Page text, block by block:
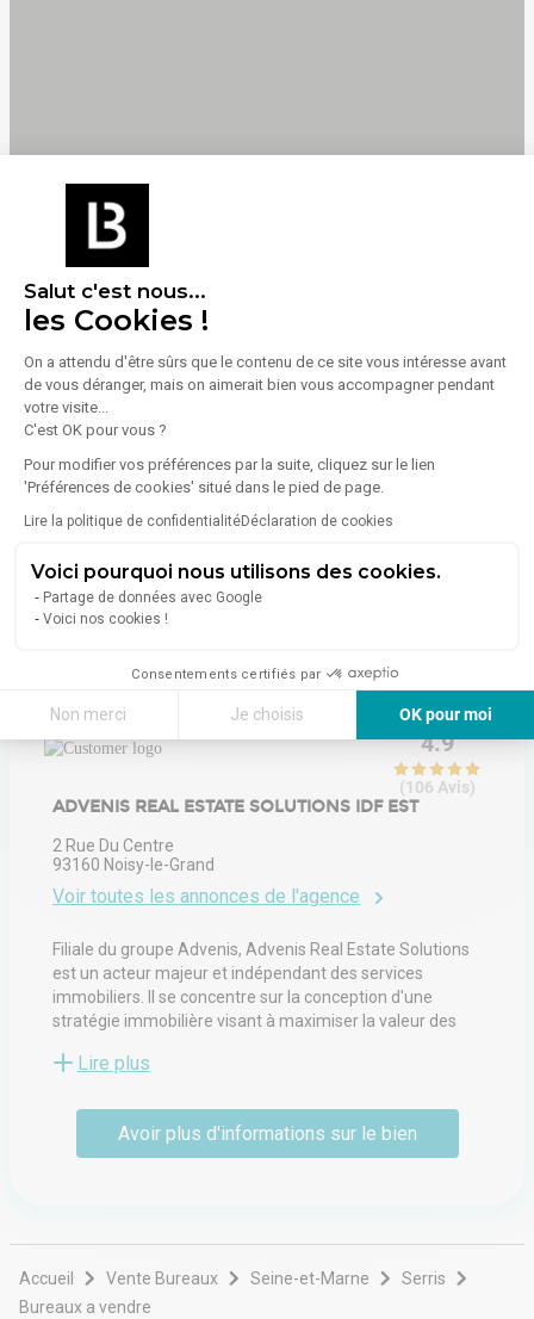
Salut c'est nous...
les Cookies !
On a attendu d'être sûrs que le contenu de ce site vous intéresse avant
de vous déranger, mais on aimerait bien vous accompagner pendant
votre visite...
C'est OK pour vous ?
Pour modifier vos préférences par la suite, cliquez sur le lien
'Préférences de cookies' situé dans le pied de page.
Lire la politique de confidentialitéDéclaration de cookies
Voici pourquoi nous utilisons des cookies.
Partage de données avec Google
Voici nos cookies !
Consentements certifiés par
Non merci Je choisis
OK pour moi
Axeptio consent
Plateforme de Gestion du Consentement : Personnalisez vos Options
Notre plateforme vous permet d'adapter et de gérer vos paramètres
Énergie
Diagnostic de performance énergétique (DPE)
Consommation (énergie primaire) : Non communiqué
Indice d'émission de gaz à effet de serre (GES)
Non communiqué
À propos de l'agence
ADVENIS REAL ESTATE SOLUTIONS IDF EST
4.9
(106 Avis)
2 Rue Du Centre
93160 Noisy-le-Grand
Voir toutes les annonces de l'agence
Filiale du groupe Advenis, Advenis Real Estate Solutions
est un acteur majeur et indépendant des services
immobiliers. Il se concentre sur la conception d'une
stratégie immobilière visant à maximiser la valeur des
immobilier d'un point de vue administratif, financier,
propriétaire ou d'un occupant ; et les transactions, la
location et la vente de locaux professionnels. Conseil en
investissement et arbitrage.
Lire plus
Avoir plus d'informations sur le bien
Accueil Vente Bureaux Seine-et-Marne
Serris
Bureaux a vendre